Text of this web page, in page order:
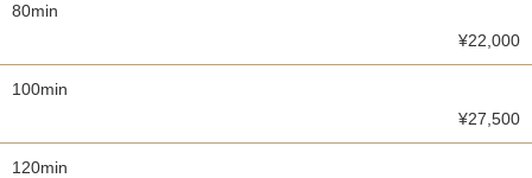
80min
¥22,000
100min
¥27,500
120min